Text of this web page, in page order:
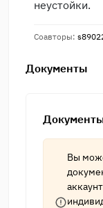
неустойки.
Соавторы:
Документы
Вы
аккаунт